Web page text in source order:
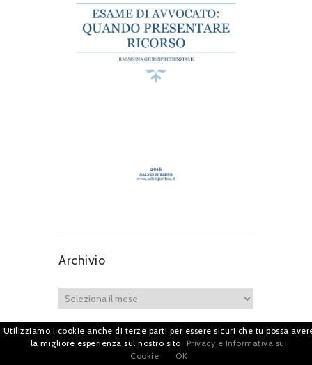
Archivio
Iscriviti per restare sempre aggiornato!
Utilizziamo i cookie anche di terze parti per essere sicuri che tu possa
la migliore esperienza sul nostro sito
Privacy e Informativa sui
Cookie
OK